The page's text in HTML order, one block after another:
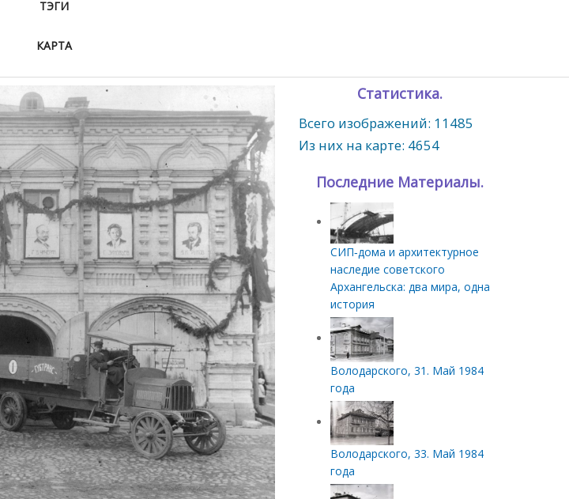
ТЭГИ
КАРТА
Статистика.
Всего изображений: 11485
Из них на карте: 4654
Последние Материалы.
СИП‑дома и архитектурное
наследие советского
Архангельска: два мира, одна
история
Володарского, 31. Май 1984
года
Володарского, 33. Май 1984
года